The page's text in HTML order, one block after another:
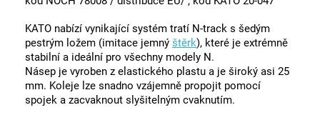
KATO nabízí vynikající systém tratí N-track s šedým
pestrým ložem (imitace jemný štěrk), které je extrémně
stabilní a ideální pro všechny modely N.
Násep je vyroben z elastického plastu a je široký asi 25
mm. Koleje lze snadno vzájemně propojit pomocí
spojek a zacvaknout slyšitelným cvaknutím.